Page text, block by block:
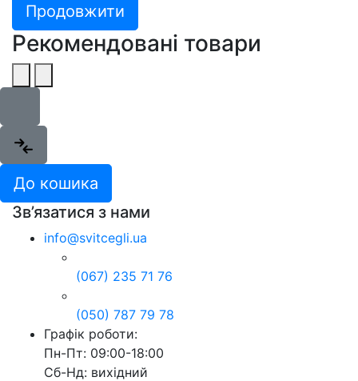
Продовжити
Рекомендовані товари
До кошика
Зв’язатися з нами
info@svitcegli.ua
(067) 235 71 76
(050) 787 79 78
Графік роботи:
Пн-Пт: 09:00-18:00
Сб-Нд: вихідний